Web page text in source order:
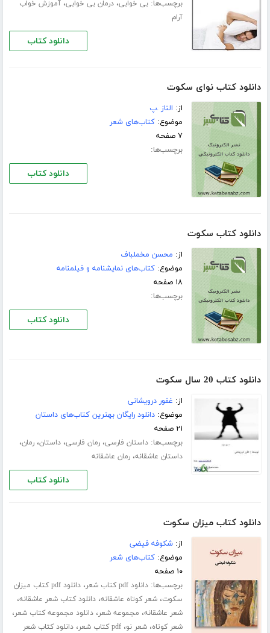
برچسب‌ها:بی خوابی،درمان بی خوابی،آموزش خواب
آرام
دانلود کتاب
دانلود کتاب نوای سکوت
از: الناز .پ
موضوع:کتاب‌های شعر
۷ صفحه
برچسب‌ها:
دانلود کتاب
دانلود کتاب سكوت
از: محسن مخملباف
موضوع:کتاب‌های نمایشنامه و فیلمنامه
۱۸ صفحه
برچسب‌ها:
دانلود کتاب
دانلود کتاب 20 سال سکوت
از: غفور درویشانی
موضوع:دانلود رایگان بهترین کتاب‌های داستان
۲۱ صفحه
برچسب‌ها:داستان فارسی،رمان فارسی،داستان،رمان،
داستان عاشقانه،رمان عاشقانه
دانلود کتاب
دانلود کتاب میزان سکوت
از:شکوفه فیضی
موضوع:کتاب‌های شعر
۱۰ صفحه
برچسب‌ها:دانلود pdf کتاب شعر ،
دانلود pdf کتاب میزان
سکوت،شعر کوتاه عاشقانه،دانلود کتاب شعر عاشقانه،
شعر عاشقانه، مجموعه شعر،دانلود مجموعه کتاب شعر،
شعر کوتاه،شعر نو،pdf کتاب شعر ،دانلود کتاب شعر